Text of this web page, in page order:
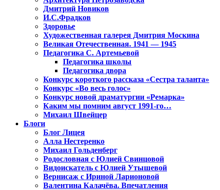
Дмитрий Новиков
И.С.Фрадков
Здоровье
Художественная галерея Дмитрия Москина
Великая Отечественная. 1941 — 1945
Педагогика С. Артемьевой
Педагогика школы
Педагогика двора
Конкурс короткого рассказа «Сестра таланта»
Конкурс «Во весь голос»
Конкурс новой драматургии «Ремарка»
Каким мы помним август 1991-го…
Михаил Швейцер
Блоги
Блог Лицея
Алла Нестеренко
Михаил Гольденберг
Родословная с Юлией Свинцовой
Видоискатель с Юлией Утышевой
Вернисаж с Ириной Ларионовой
Валентина Калачёва. Впечатления